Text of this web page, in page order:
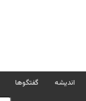
اندیشه گفتگوها